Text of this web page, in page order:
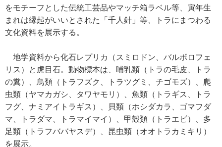
をモチーフとした伝統工芸品やマッチ箱ラベル等、寅年生
まれは縁起がいいとされた「千人針」等、トラにまつわる
文化資料を展示する。
地学資料から化石レプリカ（スミロドン、バルボロフェ
リス）と虎目石。動物標本は、哺乳類（トラの毛皮、トラ
の糞）、鳥類（トラフズク、トラツグミ、チゴモズ）、爬
虫類（ヤマカガシ、タワヤモリ）、魚類（トラギス、トラ
フグ、ナミアイトラギス）、貝類（ホシダカラ、ゴマフダ
マ、トラダマ、トラマイマイ）、甲殻類（トラエビ）、多
足類（トラフババヤスデ）、昆虫類（オオトラカミキリ）
を展示。